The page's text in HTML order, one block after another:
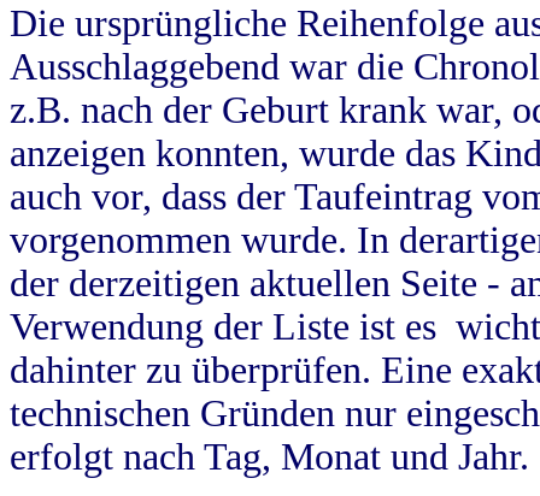
Die ursprüngliche Reihenfolge
Ausschlaggebend war die
z.B. nach der Geburt krank war,
anzeigen konnten, wurde das
auch vor, dass der Taufeintrag
vorgenommen wurde. In
der derzeitigen aktuellen Seite -
Verwendung der Liste ist es
dahinter zu überprüfen. Eine
technischen Gründen nur
erfolgt nach Tag, Monat und Jahr.